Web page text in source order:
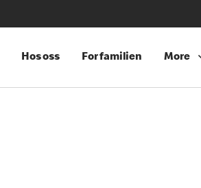
Hos oss For familien More